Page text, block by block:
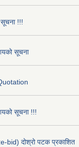
सूचना !!!
सूचना
सूचना !!!
bid) दोश्रो पटक प्रकाशित